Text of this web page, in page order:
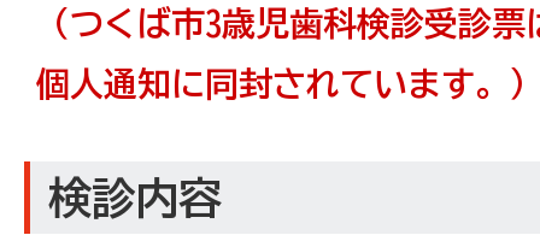
（つくば市3歳児歯科検診受診
個人通知に同封されています。
検診内容